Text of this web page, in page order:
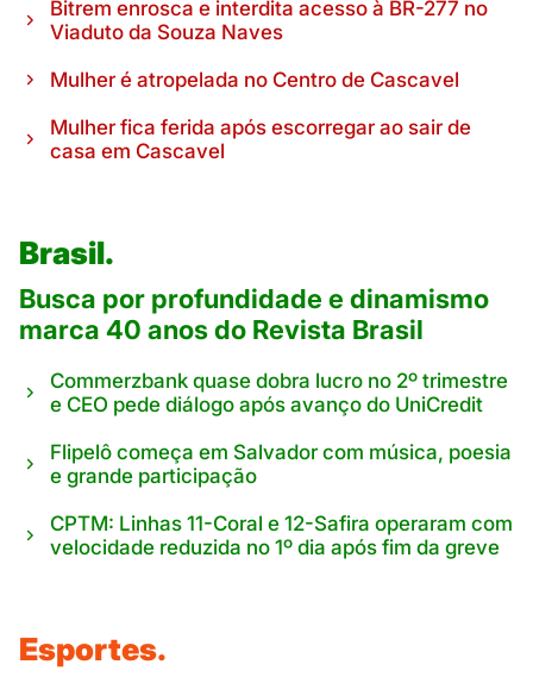
Bitrem enrosca e interdita acesso à BR-277 no
Viaduto da Souza Naves
Mulher é atropelada no Centro de Cascavel
Mulher fica ferida após escorregar ao sair de
casa em Cascavel
Brasil.
Busca por profundidade e dinamismo
marca 40 anos do Revista Brasil
Commerzbank quase dobra lucro no 2º trimestre
e CEO pede diálogo após avanço do UniCredit
Flipelô começa em Salvador com música, poesia
e grande participação
CPTM: Linhas 11-Coral e 12-Safira operaram com
velocidade reduzida no 1º dia após fim da greve
Esportes.